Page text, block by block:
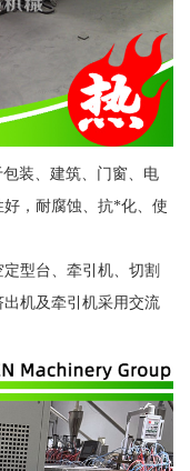
装、建筑、门窗、电
，耐腐蚀、抗*化、使
型台、牵引机、切割
机及牵引机采用交流